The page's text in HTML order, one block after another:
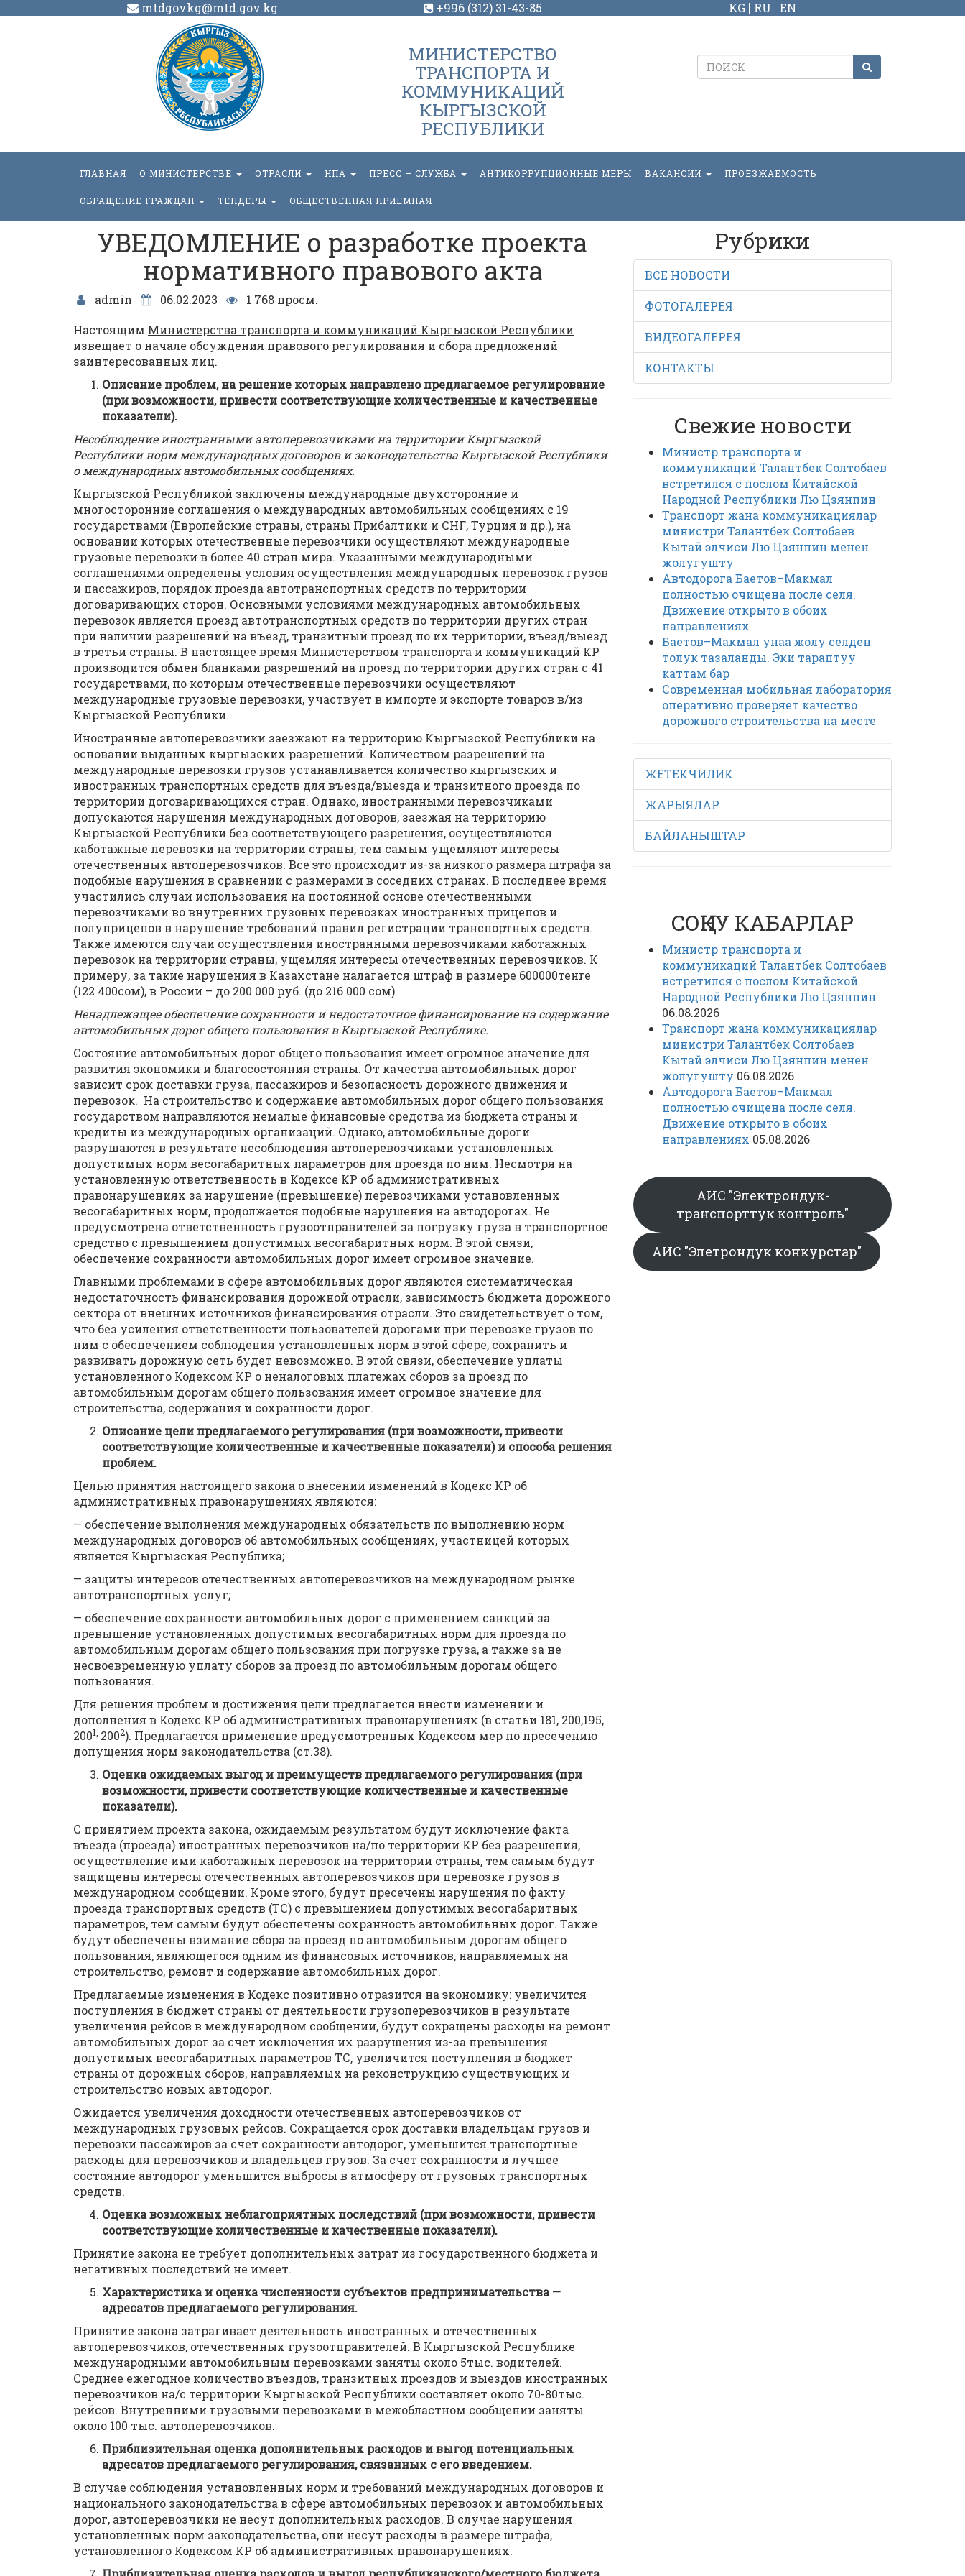
mtdgovkg@mtd.gov.kg +996 (312) 31-43-85 KG RU EN
МИНИСТЕРСТВО
ТРАНСПОРТА И
КОММУНИКАЦИЙ
КЫРГЫЗСКОЙ
РЕСПУБЛИКИ
ГЛАВНАЯ О МИНИСТЕРСТВЕ ОТРАСЛИ НПА ПРЕСС — СЛУЖБА АНТИКОРРУПЦИОННЫЕ МЕРЫ ВАКАНСИИ ПРОЕЗЖАЕМОСТЬ
ОБРАЩЕНИЕ ГРАЖДАН ТЕНДЕРЫ ОБЩЕСТВЕННАЯ ПРИЕМНАЯ
УВЕДОМЛЕНИЕ о разработке проекта
нормативного правового акта
admin 06.02.2023
1 768 просм.
Настоящим Министерства транспорта и коммуникаций Кыргызской Республики
извещает о начале обсуждения правового регулирования и сбора предложений
заинтересованных лиц.
Описание проблем, на решение которых направлено предлагаемое регулирование
(при возможности, привести соответствующие количественные и качественные
показатели).
Несоблюдение иностранными автоперевозчиками на территории Кыргызской
Республики норм международных договоров и законодательства Кыргызской Республики
о международных автомобильных сообщениях.
Кыргызской Республикой заключены международные двухсторонние и
многосторонние соглашения о международных автомобильных сообщениях с 19
государствами (Европейские страны, страны Прибалтики и СНГ, Турция и др.), на
основании которых отечественные перевозчики осуществляют международные
грузовые перевозки в более 40 стран мира. Указанными международными
соглашениями определены условия осуществления международных перевозок грузов
и пассажиров, порядок проезда автотранспортных средств по территории
договаривающих сторон. Основными условиями международных автомобильных
перевозок является проезд автотранспортных средств по территории других стран
при наличии разрешений на въезд, транзитный проезд по их территории, въезд/выезд
в третьи страны. В настоящее время Министерством транспорта и коммуникаций КР
производится обмен бланками разрешений на проезд по территории других стран с 41
государствами, по которым отечественные перевозчики осуществляют
международные грузовые перевозки, участвует в импорте и экспорте товаров в/из
Кыргызской Республики.
Иностранные автоперевозчики заезжают на территорию Кыргызской Республики на
основании выданных кыргызских разрешений. Количеством разрешений на
международные перевозки грузов устанавливается количество кыргызских и
иностранных транспортных средств для въезда/выезда и транзитного проезда по
территории договаривающихся стран. Однако, иностранными перевозчиками
допускаются нарушения международных договоров, заезжая на территорию
Кыргызской Республики без соответствующего разрешения, осуществляются
каботажные перевозки на территории страны, тем самым ущемляют интересы
отечественных автоперевозчиков. Все это происходит из-за низкого размера штрафа за
подобные нарушения в сравнении с размерами в соседних странах. В последнее время
участились случаи использования на постоянной основе отечественными
перевозчиками во внутренних грузовых перевозках иностранных прицепов и
полуприцепов в нарушение требований правил регистрации транспортных средств.
Также имеются случаи осуществления иностранными перевозчиками каботажных
перевозок на территории страны, ущемляя интересы отечественных перевозчиков. К
примеру, за такие нарушения в Казахстане налагается штраф в размере 600000тенге
(122 400сом), в России – до 200 000 руб. (до 216 000 сом).
Ненадлежащее обеспечение сохранности и недостаточное финансирование на содержание
автомобильных дорог общего пользования в Кыргызской Республике.
Состояние автомобильных дорог общего пользования имеет огромное значение для
развития экономики и благосостояния страны. От качества автомобильных дорог
зависит срок доставки груза, пассажиров и безопасность дорожного движения и
перевозок. На строительство и содержание автомобильных дорог общего пользования
государством направляются немалые финансовые средства из бюджета страны и
кредиты из международных организаций. Однако, автомобильные дороги
разрушаются в результате несоблюдения автоперевозчиками установленных
допустимых норм весогабаритных параметров для проезда по ним. Несмотря на
установленную ответственность в Кодексе КР об административных
правонарушениях за нарушение (превышение) перевозчиками установленных
весогабаритных норм, продолжается подобные нарушения на автодорогах. Не
предусмотрена ответственность грузоотправителей за погрузку груза в транспортное
средство с превышением допустимых весогабаритных норм. В этой связи,
обеспечение сохранности автомобильных дорог имеет огромное значение.
Главными проблемами в сфере автомобильных дорог являются систематическая
недостаточность финансирования дорожной отрасли, зависимость бюджета дорожного
сектора от внешних источников финансирования отрасли. Это свидетельствует о том,
что без усиления ответственности пользователей дорогами при перевозке грузов по
ним с обеспечением соблюдения установленных норм в этой сфере, сохранить и
развивать дорожную сеть будет невозможно. В этой связи, обеспечение уплаты
установленного Кодексом КР о неналоговых платежах сборов за проезд по
автомобильным дорогам общего пользования имеет огромное значение для
строительства, содержания и сохранности дорог.
Описание цели предлагаемого регулирования (при возможности, привести
соответствующие количественные и качественные показатели) и способа решения
проблем.
Целью принятия настоящего закона о внесении изменений в Кодекс КР об
административных правонарушениях являются:
— обеспечение выполнения международных обязательств по выполнению норм
международных договоров об автомобильных сообщениях, участницей которых
является Кыргызская Республика;
— защиты интересов отечественных автоперевозчиков на международном рынке
автотранспортных услуг;
— обеспечение сохранности автомобильных дорог с применением санкций за
превышение установленных допустимых весогабаритных норм для проезда по
автомобильным дорогам общего пользования при погрузке груза, а также за не
несвоевременную уплату сборов за проезд по автомобильным дорогам общего
пользования.
Для решения проблем и достижения цели предлагается внести изменении и
дополнения в Кодекс КР об административных правонарушениях (в статьи 181, 200,195,
2001, 2002). Предлагается применение предусмотренных Кодексом мер по пресечению
допущения норм законодательства (ст.38).
Оценка ожидаемых выгод и преимуществ предлагаемого регулирования (при
возможности, привести соответствующие количественные и качественные
показатели).
С принятием проекта закона, ожидаемым результатом будут исключение факта
въезда (проезда) иностранных перевозчиков на/по территории КР без разрешения,
осуществление ими каботажных перевозок на территории страны, тем самым будут
защищены интересы отечественных автоперевозчиков при перевозке грузов в
международном сообщении. Кроме этого, будут пресечены нарушения по факту
проезда транспортных средств (ТС) с превышением допустимых весогабаритных
параметров, тем самым будут обеспечены сохранность автомобильных дорог. Также
будут обеспечены взимание сбора за проезд по автомобильным дорогам общего
пользования, являющегося одним из финансовых источников, направляемых на
строительство, ремонт и содержание автомобильных дорог.
Предлагаемые изменения в Кодекс позитивно отразится на экономику: увеличится
поступления в бюджет страны от деятельности грузоперевозчиков в результате
увеличения рейсов в международном сообщении, будут сокращены расходы на ремонт
автомобильных дорог за счет исключения их разрушения из-за превышения
допустимых весогабаритных параметров ТС, увеличится поступления в бюджет
страны от дорожных сборов, направляемых на реконструкцию существующих и
строительство новых автодорог.
Ожидается увеличения доходности отечественных автоперевозчиков от
международных грузовых рейсов. Сокращается срок доставки владельцам грузов и
перевозки пассажиров за счет сохранности автодорог, уменьшится транспортные
расходы для перевозчиков и владельцев грузов. За счет сохранности и лучшее
состояние автодорог уменьшится выбросы в атмосферу от грузовых транспортных
средств.
Оценка возможных неблагоприятных последствий (при возможности, привести
соответствующие количественные и качественные показатели).
Принятие закона не требует дополнительных затрат из государственного бюджета и
негативных последствий не имеет.
Характеристика и оценка численности субъектов предпринимательства —
адресатов предлагаемого регулирования.
Принятие закона затрагивает деятельность иностранных и отечественных
автоперевозчиков, отечественных грузоотправителей. В Кыргызской Республике
международными автомобильным перевозками заняты около 5тыс. водителей.
Среднее ежегодное количество въездов, транзитных проездов и выездов иностранных
перевозчиков на/с территории Кыргызской Республики составляет около 70-80тыс.
рейсов. Внутренними грузовыми перевозками в межобластном сообщении заняты
около 100 тыс. автоперевозчиков.
Приблизительная оценка дополнительных расходов и выгод потенциальных
адресатов предлагаемого регулирования, связанных с его введением.
В случае соблюдения установленных норм и требований международных договоров и
национального законодательства в сфере автомобильных перевозок и автомобильных
дорог, автоперевозчики не несут дополнительных расходов. В случае нарушения
установленных норм законодательства, они несут расходы в размере штрафа,
установленного Кодексом КР об административных правонарушениях.
Рубрики
ВСЕ НОВОСТИ
ФОТОГАЛЕРЕЯ
ВИДЕОГАЛЕРЕЯ
КОНТАКТЫ
Свежие новости
Министр транспорта и
коммуникаций Талантбек Солтобаев
встретился с послом Китайской
Народной Республики Лю Цзянпин
Транспорт жана коммуникациялар
министри Талантбек Солтобаев
Кытай элчиси Лю Цзянпин менен
жолугушту
Автодорога Баетов–Макмал
полностью очищена после селя.
Движение открыто в обоих
направлениях
Баетов–Макмал унаа жолу селден
толук тазаланды. Эки тараптуу
каттам бар
Современная мобильная лаборатория
оперативно проверяет качество
дорожного строительства на месте
ЖЕТЕКЧИЛИК
ЖАРЫЯЛАР
БАЙЛАНЫШТАР
СОҢКУ КАБАРЛАР
Министр транспорта и
коммуникаций Талантбек Солтобаев
встретился с послом Китайской
Народной Республики Лю Цзянпин
06.08.2026
Транспорт жана коммуникациялар
министри Талантбек Солтобаев
Кытай элчиси Лю Цзянпин менен
жолугушту 06.08.2026
Автодорога Баетов–Макмал
полностью очищена после селя.
Движение открыто в обоих
направлениях 05.08.2026
АИС "Электрондук-
транспорттук контроль"
АИС "Элетрондук конкурстар"